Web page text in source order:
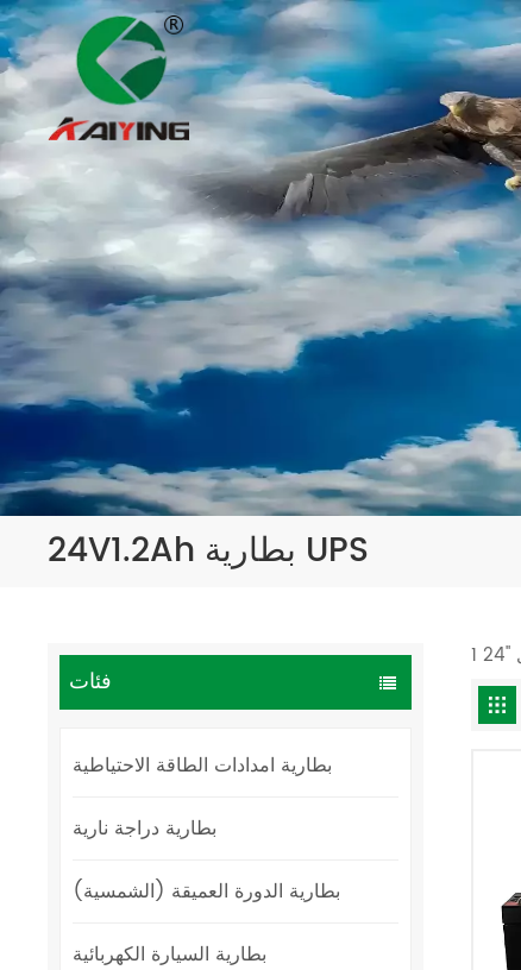
24V1.2Ah بطارية UPS
فئات
بطارية امدادات الطاقة الاحتياطية
بطارية دراجة نارية
بطارية الدورة العميقة (الشمسية)
بطارية السيارة الكهربائية